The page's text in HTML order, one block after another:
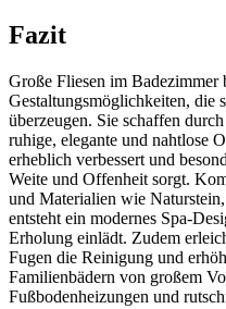
Fazit
Große Fliesen im Badezimmer
Gestaltungsmöglichkeiten, die
überzeugen. Sie schaffen
ruhige, elegante und nahtlose
erheblich verbessert und
Weite und Offenheit sorgt.
und Materialien wie
entsteht ein modernes Spa-
Erholung einlädt. Zudem
Fugen die Reinigung und
Familienbädern von großem
Fußbodenheizungen und